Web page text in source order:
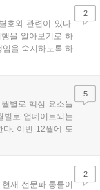
호와 관련이 있다.
을 알아보기로 하
을 숙지하도록 하
2
별로 핵심 요소들
로 업데이트되는
다. 이번 12월에 도
5
재 전문파 통틀어
2